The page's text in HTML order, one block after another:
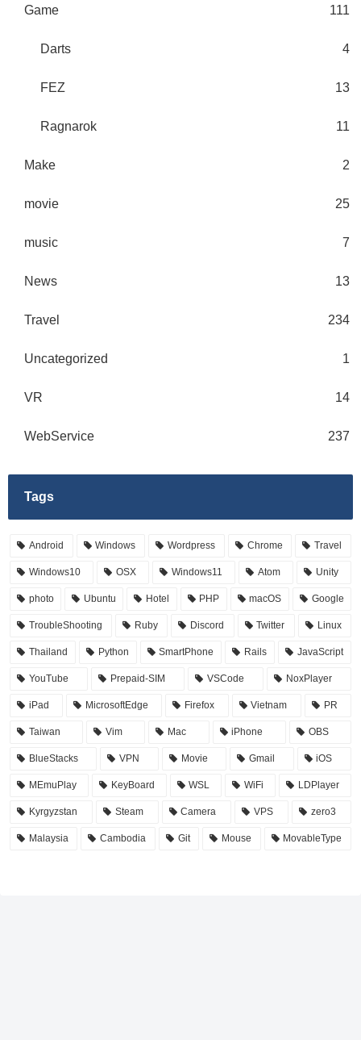
Game 111
Darts 4
FEZ 13
Ragnarok 11
Make 2
movie 25
music 7
News 13
Travel 234
Uncategorized 1
VR 14
WebService 237
Tags
Android Windows Wordpress Chrome Travel
Windows10 OSX Windows11 Atom Unity
photo Ubuntu Hotel PHP macOS Google
TroubleShooting Ruby Discord Twitter Linux
Thailand Python SmartPhone Rails JavaScript
YouTube Prepaid-SIM VSCode NoxPlayer
iPad MicrosoftEdge Firefox Vietnam PR
Taiwan Vim Mac iPhone OBS
BlueStacks VPN Movie Gmail iOS
MEmuPlay KeyBoard WSL WiFi LDPlayer
Kyrgyzstan Steam Camera VPS zero3
Malaysia Cambodia Git Mouse MovableType